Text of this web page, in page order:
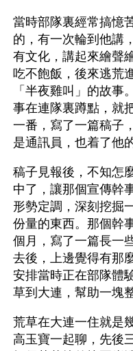
當時部隊裏經常搞憶
的，有一次輪到他講
有文化，講起來繪聲
吃不飽飯，後來逃荒
「半夜雞叫」的故事
事在連隊裏蹲點，就
一番，寫了一篇稿子
是通訊員，也着了他
稿子見報後，不知怎
中了，讓那個宣傳幹
形勢定調，深刻挖掘
份量的東西。那個幹
個月，寫了一篇長一
去後，上邊覺得有那
安排當時正在部隊體
草到大連，幫助一塊
荒草在大連一住就是
高玉寶一起聊，先後